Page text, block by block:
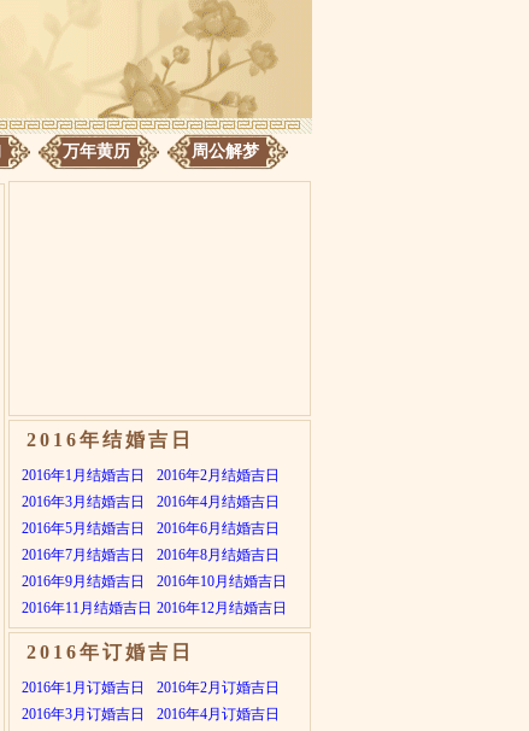
万年黄历 周公解梦
2016年结婚吉日
2016年1月结婚吉日
2016年2月结婚吉日
2016年3月结婚吉日
2016年4月结婚吉日
2016年5月结婚吉日
2016年6月结婚吉日
2016年7月结婚吉日
2016年8月结婚吉日
2016年9月结婚吉日
2016年10月结婚吉日
2016年11月结婚吉日 2016年12月结婚吉日
2016年订婚吉日
2016年1月订婚吉日
2016年2月订婚吉日
2016年3月订婚吉日
2016年4月订婚吉日